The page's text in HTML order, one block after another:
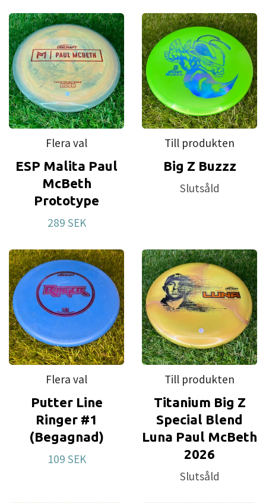
Persistent innovation, research, and development
met with the highest quality standards and
creative graphics has maintained Discraft as a
strong leader across 2 major disc sports around
the world. Discraft is a manufacture of Disc Golf,
Ultimate and Freestyle discs, which are produced
to the highest quality.
Flera val
ESP Malita Paul
McBeth
Prototype
289 SEK
Till produkten
Big Z Buzzz
Slutsåld
Flera val
Putter Line
Ringer #1
(Begagnad)
109 SEK
Till produkten
Titanium Big Z
Special Blend
Luna Paul McBeth
2026
Slutsåld